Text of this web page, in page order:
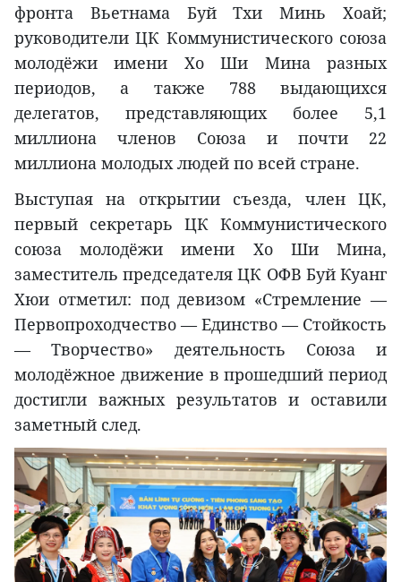
фронта Вьетнама Буй Тхи Минь Хоай;
руководители ЦК Коммунистического союза
молодёжи имени Хо Ши Мина разных
периодов, а также 788 выдающихся
делегатов, представляющих более 5,1
миллиона членов Союза и почти 22
миллиона молодых людей по всей стране.
Выступая на открытии съезда, член ЦК,
первый секретарь ЦК Коммунистического
союза молодёжи имени Хо Ши Мина,
заместитель председателя ЦК ОФВ Буй Куанг
Хюи отметил: под девизом «Стремление —
Первопроходчество — Единство — Стойкость
— Творчество» деятельность Союза и
молодёжное движение в прошедший период
достигли важных результатов и оставили
заметный след.